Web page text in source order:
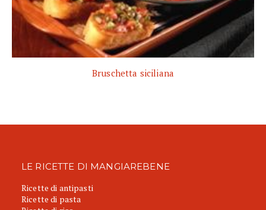
Bruschetta siciliana
LE RICETTE DI MANGIAREBENE
Ricette di antipasti
Ricette di pasta